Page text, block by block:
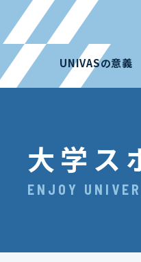
UNIVASの意義
大学ス
ENJOY